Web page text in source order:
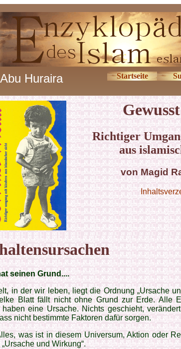
Abu Huraira Startseite
Richtiger
aus
von Magid
seinen Grund....
in der wir leben, liegt die Ordnung „Ursache
Blatt fällt nicht ohne Grund zur Erde. Alle
eine Ursache. Nichts geschieht,
nicht bestimmte Faktoren dafür sorgen.
was ist in diesem Universum, Aktion oder
und Wirkung“.